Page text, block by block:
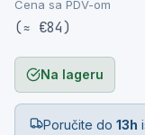
Cena sa PDV-om
(≈ €84)
Na lageru
Poručite do13h